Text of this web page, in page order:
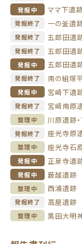
発掘中 ママ下遺
発掘終了 一の釜遺
発掘終了 五郎田遺
発掘終了 五郎田遺
発掘中 五郎田遺
発掘終了 南の組塚
発掘中 宮崎下遺
発掘終了 宮崎南原
整理中 川原遺跡
発掘終了 座光寺原
整理中 座光寺石
発掘中 正泉寺遺
発掘中 薮越遺跡
整理中 西浦遺跡
発掘終了 高屋遺跡
整理中 黒田大明